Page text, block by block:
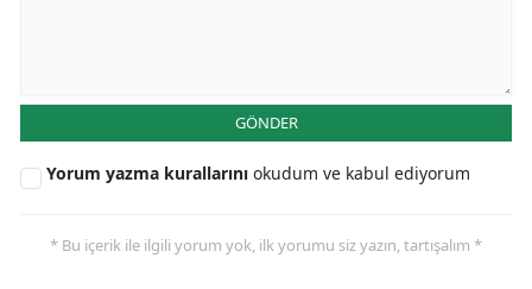
GÖNDER
Yorum yazma kurallarını okudum ve kabul ediyorum
* Bu içerik ile ilgili yorum yok, ilk yorumu siz yazın, tartışalım *